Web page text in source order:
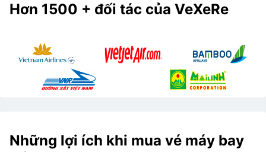
Hơn 1500 + đối tác của VeXeRe
Những lợi ích khi mua vé máy bay